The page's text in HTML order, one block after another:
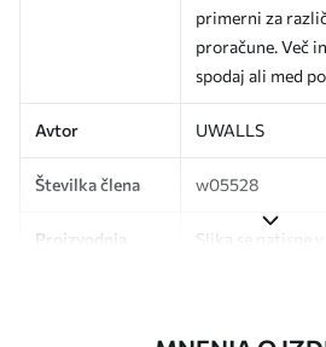
primerni za
proračune. Več
spodaj ali med
Avtor UWALLS
Številka člena w05528
Proizvodnja
Slika se natisne